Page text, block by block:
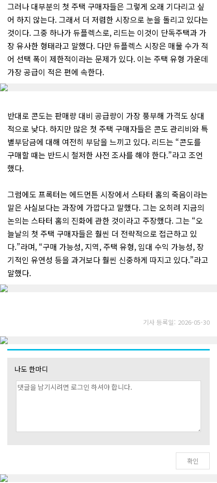
그러나 대부분의 첫 주택 구매자들은 그렇게 오래 기다리고 싶
어 하지 않는다. 그래서 더 저렴한 시장으로 눈을 돌리고 있다는
것이다. 그중 하나가 듀플렉스로, 리드는 이것이 단독주택과 가
장 유사한 형태라고 말했다. 다만 듀플렉스 시장은 매물 수가 적
어 선택 폭이 제한적이라는 문제가 있다. 이는 주택 유형 가운데
가장 공급이 적은 편에 속한다.
반대로 콘도는 판매량 대비 공급량이 가장 풍부해 가격도 상대
적으로 낮다. 하지만 많은 첫 주택 구매자들은 콘도 관리비와 특
별부담금에 대해 여전히 부담을 느끼고 있다. 리드는 “콘도를
구매할 때는 반드시 철저한 사전 조사를 해야 한다.”라고 조언
했다.
그럼에도 프록터는 에드먼튼 시장에서 스타터 홈의 죽음이라는
말은 사실보다는 과장에 가깝다고 말했다. 그는 오히려 지금의
논의는 스타터 홈의 진화에 관한 것이라고 주장했다. 그는 “오
늘날의 첫 주택 구매자들은 훨씬 더 전략적으로 접근하고 있
다.”라며, “구매 가능성, 지역, 주택 유형, 임대 수익 가능성, 장
기적인 유연성 등을 과거보다 훨씬 신중하게 따지고 있다.”라고
말했다.
기사 등록일: 2026-05-30
나도 한마디